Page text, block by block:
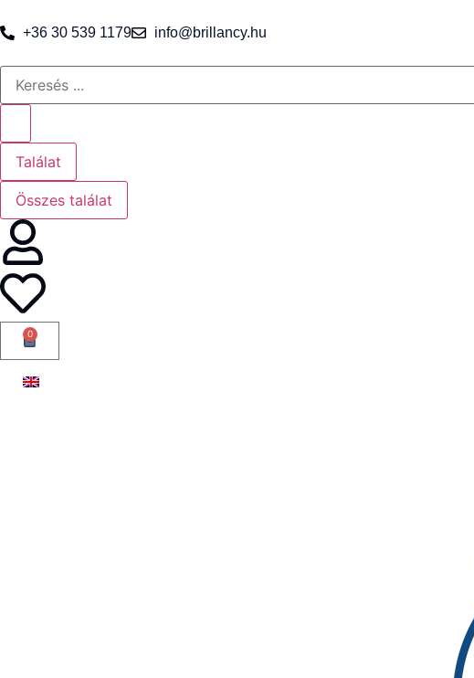
+36 30 539 1179 info@brillancy.hu
Találat
Összes találat
0